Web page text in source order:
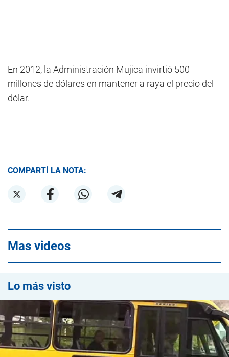
En 2012, la Administración Mujica invirtió 500
millones de dólares en mantener a raya el precio del
dólar.
COMPARTÍ LA NOTA:
Mas videos
Lo más visto